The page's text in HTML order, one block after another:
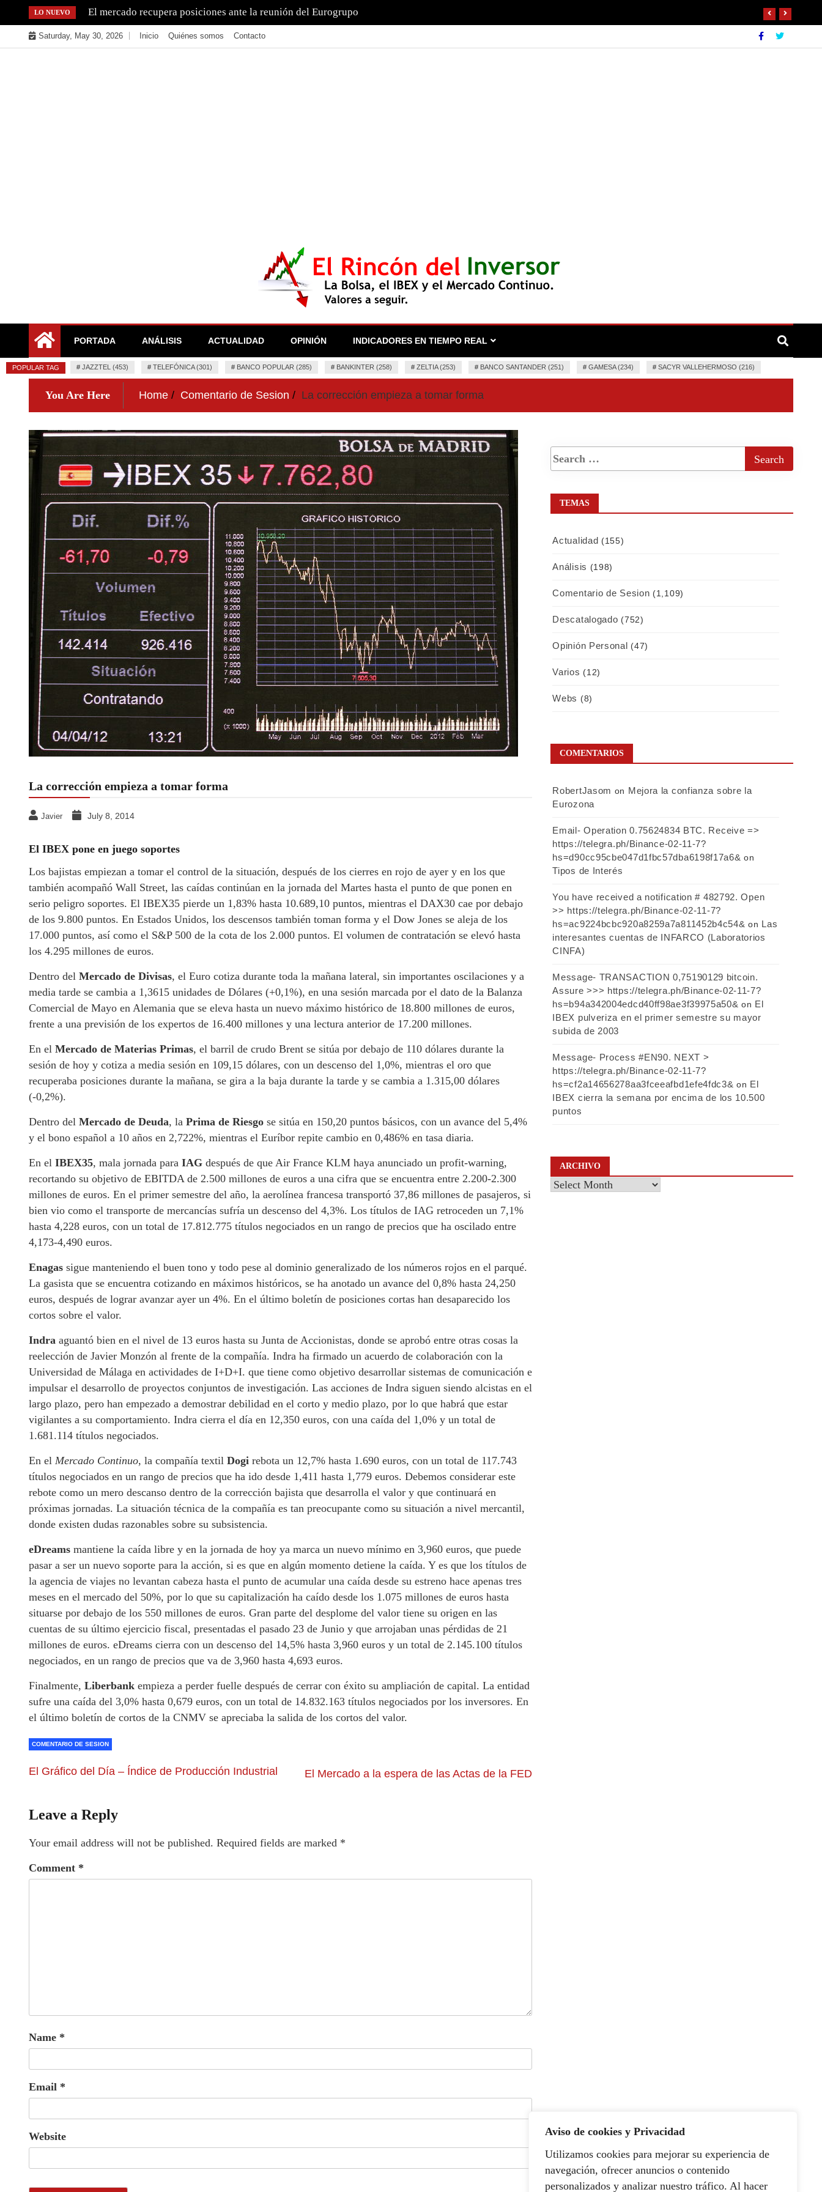
Aviso de cookies y Privacidad
Utilizamos cookies para mejorar su experiencia de
navegación, ofrecer anuncios o contenido
personalizados y analizar nuestro tráfico. Al hacer
to
content
LO NUEVO El mercado recupera posiciones ante la reunión del Eurogrupo
Saturday, May 30, 2026 Inicio Quiénes somos Contacto
El Rincón del Inversor
PORTADA ANÁLISIS ACTUALIDAD OPINIÓN INDICADORES EN TIEMPO REAL
POPULAR TAG # JAZZTEL (453) # TELEFÓNICA (301) # BANCO POPULAR (285) # BANKINTER (258) # ZELTIA (253) # BANCO SANTANDER (251) # GAMESA (234) # SACYR VALLEHERMOSO (216)
You Are Here Home Comentario de Sesion La corrección empieza a tomar forma
La corrección empieza a tomar forma
Javier July 8, 2014
El IBEX pone en juego soportes
Los bajistas empiezan a tomar el control de la situación, después de los cierres en rojo de ayer y en los que
también acompañó Wall Street, las caídas continúan en la jornada del Martes hasta el punto de que ponen en
serio peligro soportes. El IBEX35 pierde un 1,83% hasta 10.689,10 puntos, mientras el DAX30 cae por debajo
de los 9.800 puntos. En Estados Unidos, los descensos también toman forma y el Dow Jones se aleja de los
17.000 puntos, así como el S&P 500 de la cota de los 2.000 puntos. El volumen de contratación se elevó hasta
los 4.295 millones de euros.
Dentro del Mercado de Divisas, el Euro cotiza durante toda la mañana lateral, sin importantes oscilaciones y a
media tarde se cambia a 1,3615 unidades de Dólares (+0,1%), en una sesión marcada por el dato de la Balanza
Comercial de Mayo en Alemania que se eleva hasta un nuevo máximo histórico de 18.800 millones de euros,
frente a una previsión de los expertos de 16.400 millones y una lectura anterior de 17.200 millones.
En el Mercado de Materias Primas, el barril de crudo Brent se sitúa por debajo de 110 dólares durante la
sesión de hoy y cotiza a media sesión en 109,15 dólares, con un descenso del 1,0%, mientras el oro que
recuperaba posiciones durante la mañana, se gira a la baja durante la tarde y se cambia a 1.315,00 dólares
(-0,2%).
Dentro del Mercado de Deuda, la Prima de Riesgo se sitúa en 150,20 puntos básicos, con un avance del 5,4%
y el bono español a 10 años en 2,722%, mientras el Euríbor repite cambio en 0,486% en tasa diaria.
En el IBEX35, mala jornada para IAG después de que Air France KLM haya anunciado un profit-warning,
recortando su objetivo de EBITDA de 2.500 millones de euros a una cifra que se encuentra entre 2.200-2.300
millones de euros. En el primer semestre del año, la aerolínea francesa transportó 37,86 millones de pasajeros, si
bien vio como el transporte de mercancías sufría un descenso del 4,3%. Los títulos de IAG retroceden un 7,1%
hasta 4,228 euros, con un total de 17.812.775 títulos negociados en un rango de precios que ha oscilado entre
4,173-4,490 euros.
Enagas sigue manteniendo el buen tono y todo pese al dominio generalizado de los números rojos en el parqué.
La gasista que se encuentra cotizando en máximos históricos, se ha anotado un avance del 0,8% hasta 24,250
euros, después de lograr avanzar ayer un 4%. En el último boletín de posiciones cortas han desaparecido los
cortos sobre el valor.
Indra aguantó bien en el nivel de 13 euros hasta su Junta de Accionistas, donde se aprobó entre otras cosas la
reelección de Javier Monzón al frente de la compañía. Indra ha firmado un acuerdo de colaboración con la
Universidad de Málaga en actividades de I+D+I. que tiene como objetivo desarrollar sistemas de comunicación e
impulsar el desarrollo de proyectos conjuntos de investigación. Las acciones de Indra siguen siendo alcistas en el
largo plazo, pero han empezado a demostrar debilidad en el corto y medio plazo, por lo que habrá que estar
vigilantes a su comportamiento. Indra cierra el día en 12,350 euros, con una caída del 1,0% y un total de
1.681.114 títulos negociados.
En el Mercado Continuo, la compañía textil Dogi rebota un 12,7% hasta 1.690 euros, con un total de 117.743
títulos negociados en un rango de precios que ha ido desde 1,411 hasta 1,779 euros. Debemos considerar este
rebote como un mero descanso dentro de la corrección bajista que desarrolla el valor y que continuará en
próximas jornadas. La situación técnica de la compañía es tan preocupante como su situación a nivel mercantil,
donde existen dudas razonables sobre su subsistencia.
eDreams mantiene la caída libre y en la jornada de hoy ya marca un nuevo mínimo en 3,960 euros, que puede
pasar a ser un nuevo soporte para la acción, si es que en algún momento detiene la caída. Y es que los títulos de
la agencia de viajes no levantan cabeza hasta el punto de acumular una caída desde su estreno hace apenas tres
meses en el mercado del 50%, por lo que su capitalización ha caído desde los 1.075 millones de euros hasta
situarse por debajo de los 550 millones de euros. Gran parte del desplome del valor tiene su origen en las
cuentas de su último ejercicio fiscal, presentadas el pasado 23 de Junio y que arrojaban unas pérdidas de 21
millones de euros. eDreams cierra con un descenso del 14,5% hasta 3,960 euros y un total de 2.145.100 títulos
negociados, en un rango de precios que va de 3,960 hasta 4,693 euros.
Finalmente, Liberbank empieza a perder fuelle después de cerrar con éxito su ampliación de capital. La entidad
sufre una caída del 3,0% hasta 0,679 euros, con un total de 14.832.163 títulos negociados por los inversores. En
el último boletín de cortos de la CNMV se apreciaba la salida de los cortos del valor.
COMENTARIO DE SESION
El Gráfico del Día – Índice de Producción Industrial El Mercado a la espera de las Actas de la FED
Leave a Reply
Your email address will not be published. Required fields are marked *
Comment *
Name *
Email *
Website
TEMAS
Actualidad (155)
Análisis (198)
Comentario de Sesion (1,109)
Descatalogado (752)
Opinión Personal (47)
Varios (12)
Webs (8)
COMENTARIOS
RobertJasom on Mejora la confianza sobre la
Eurozona
Email- Operation 0.75624834 BTC. Receive =>
https://telegra.ph/Binance-02-11-7?
hs=d90cc95cbe047d1fbc57dba6198f17a6& on
Tipos de Interés
You have received a notification # 482792. Open
>> https://telegra.ph/Binance-02-11-7?
hs=ac9224bcbc920a8259a7a811452b4c54& on Las
interesantes cuentas de INFARCO (Laboratorios
CINFA)
Message- TRANSACTION 0,75190129 bitcoin.
Assure >>> https://telegra.ph/Binance-02-11-7?
hs=b94a342004edcd40ff98ae3f39975a50& on El
IBEX pulveriza en el primer semestre su mayor
subida de 2003
Message- Process #EN90. NEXT >
https://telegra.ph/Binance-02-11-7?
hs=cf2a14656278aa3fceeafbd1efe4fdc3& on El
IBEX cierra la semana por encima de los 10.500
puntos
ARCHIVO
Archivo